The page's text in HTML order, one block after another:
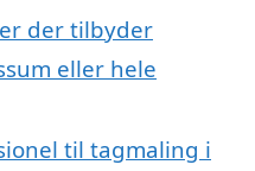
der tilbyder
eller hele
til tagmaling i